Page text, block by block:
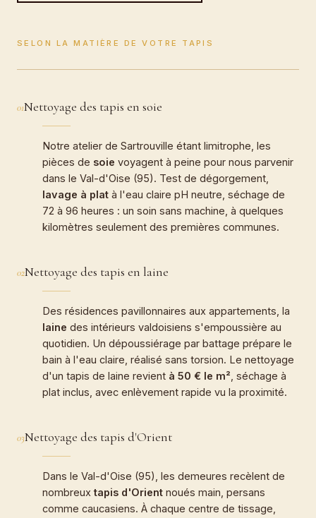
SELON LA MATIÈRE DE VOTRE TAPIS
01Nettoyage des tapis en soie
Notre atelier de Sartrouville étant limitrophe, les
pièces de soie voyagent à peine pour nous parvenir
dans le Val-d'Oise (95). Test de dégorgement,
lavage à plat à l'eau claire pH neutre, séchage de
72 à 96 heures : un soin sans machine, à quelques
kilomètres seulement des premières communes.
02Nettoyage des tapis en laine
Des résidences pavillonnaires aux appartements, la
laine des intérieurs valdoisiens s'empoussière au
quotidien. Un dépoussiérage par battage prépare le
bain à l'eau claire, réalisé sans torsion. Le nettoyage
d'un tapis de laine revient à 50 € le m² , séchage à
plat inclus, avec enlèvement rapide vu la proximité.
03Nettoyage des tapis d'Orient
Dans le Val-d'Oise (95), les demeures recèlent de
nombreuxtapis d'Orient noués main, persans
comme caucasiens. À chaque centre de tissage,